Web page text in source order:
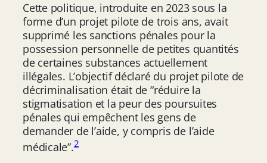
Cette politique, introduite en 2023 sous la
forme d’un projet pilote de trois ans, avait
supprimé les sanctions pénales pour la
possession personnelle de petites quantités
de certaines substances actuellement
illégales. L’objectif déclaré du projet pilote de
décriminalisation était de “réduire la
stigmatisation et la peur des poursuites
pénales qui empêchent les gens de
demander de l’aide, y compris de l’aide
médicale”.2